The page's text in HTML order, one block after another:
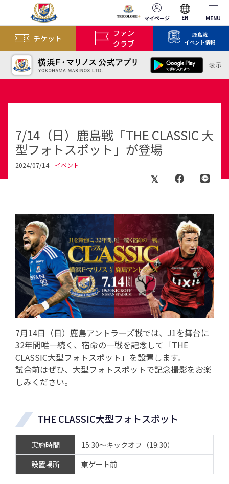
マイページ EN MENU
チケット
ファン
クラブ
鹿島戦
イベント情報
7/14（日）鹿島戦「THE CLASSIC 大
型フォトスポット」が登場
2024/07/14 イベント
7月14日（日）鹿島アントラーズ戦では、J1を舞台に
32年間唯一続く、宿命の一戦を記念して「THE
CLASSIC大型フォトスポット」を設置します。
試合前はぜひ、大型フォトスポットで記念撮影をお楽
しみください。
THE CLASSIC大型フォトスポット
実施時間
15:30～キックオフ（19:30）
設置場所
東ゲート前